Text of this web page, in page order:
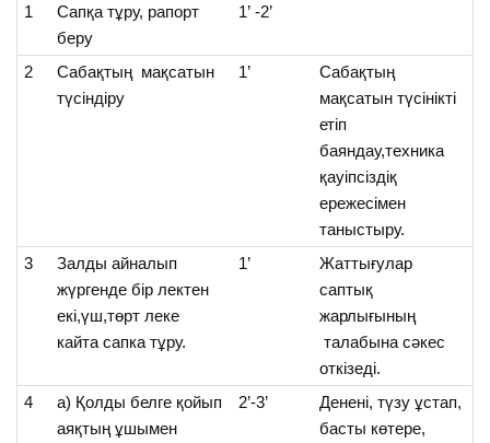
1
Сапқа тұру, рапорт
беру
1’ -2’
2
Сабақтың мақсатын
түсіндіру
1’
Сабақтың
мақсатын түсінікті
етіп
баяндау,техника
қауіпсіздіқ
ережесімен
таныстыру.
3
Залды айналып
жүргенде бір лектен
екі,үш,төрт леке
кайта сапка тұру.
1’
Жаттығулар
саптық
жарлығының
талабына сәкес
откізеді.
4
а) Қолды белге қойып
аяқтың ұшымен
2’-3’
Денені, түзу ұстап,
басты көтере,